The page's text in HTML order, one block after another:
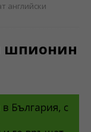
английски
шпионин